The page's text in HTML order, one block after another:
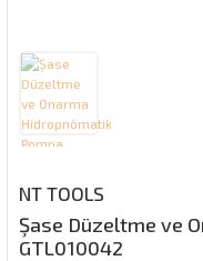
NT TOOLS
Şase Düzeltme ve
GTL010042